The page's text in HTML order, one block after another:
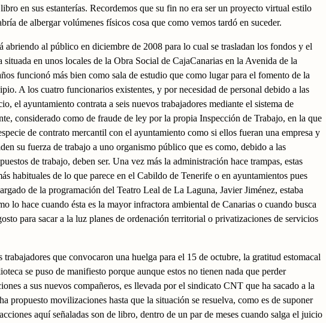
en sus estanterías. Recordemos que su fin no era ser un proyecto virtual estilo
de albergar volúmenes físicos cosa que como vemos tardó en suceder.
abriendo al público en diciembre de 2008 para lo cual se trasladan los fondos y el
en unos locales de la Obra Social de CajaCanarias en la Avenida de la
funcionó más bien como sala de estudio que como lugar para el fomento de la
A los cuatro funcionarios existentes, y por necesidad de personal debido a las
el ayuntamiento contrata a seis nuevos trabajadores mediante el sistema de
considerado como de fraude de ley por la propia Inspección de Trabajo, en la que
de contrato mercantil con el ayuntamiento como si ellos fueran una empresa y
su fuerza de trabajo a uno organismo público que es como, debido a las
de trabajo, deben ser. Una vez más la administración hace trampas, estas
habituales de lo que parece en el Cabildo de Tenerife o en ayuntamientos pues
de la programación del Teatro Leal de La Laguna, Javier Jiménez, estaba
lo hace cuando ésta es la mayor infractora ambiental de Canarias o cuando busca
para sacar a la luz planes de ordenación territorial o privatizaciones de servicios
trabajadores que convocaron una huelga para el 15 de octubre, la gratitud estomacal
se puso de manifiesto porque aunque estos no tienen nada que perder
a sus nuevos compañeros, es llevada por el sindicato CNT que ha sacado a la
propuesto movilizaciones hasta que la situación se resuelva, como es de suponer
aquí señaladas son de libro, dentro de un par de meses cuando salga el juicio